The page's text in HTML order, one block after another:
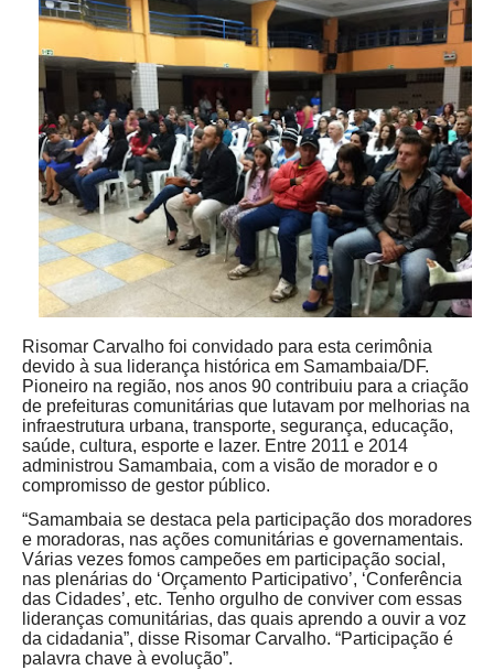
Risomar Carvalho foi convidado para esta cerimônia
devido à sua liderança histórica em Samambaia/DF.
Pioneiro na região, nos anos 90 contribuiu para a criação
de prefeituras comunitárias que lutavam por melhorias na
infraestrutura urbana, transporte, segurança, educação,
saúde, cultura, esporte e lazer. Entre 2011 e 2014
administrou Samambaia, com a visão de morador e o
compromisso de gestor público.
“Samambaia se destaca pela participação dos moradores
e moradoras, nas ações comunitárias e governamentais.
Várias vezes fomos campeões em participação social,
nas plenárias do ‘Orçamento Participativo’, ‘Conferência
das Cidades’, etc. Tenho orgulho de conviver com essas
lideranças comunitárias, das quais aprendo a ouvir a voz
da cidadania”, disse Risomar Carvalho. “Participação é
palavra chave à evolução”.